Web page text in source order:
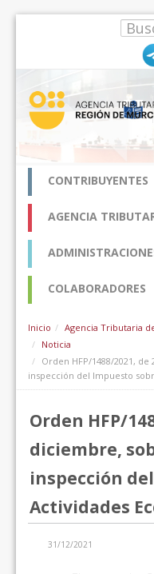
CONTRIBUYENTES
AGENCIA
COLABORADORES
Inicio Agencia Tributaria
Noticia
Orden HFP/1488/2021,
inspección del Impuesto
Orden HFP/
diciembre,
inspección
Actividades
31/12/2021